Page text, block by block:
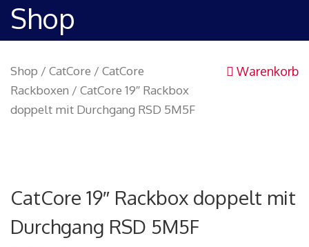
Shop
Warenkorb
Shop / CatCore / CatCore
Rackboxen / CatCore 19″ Rackbox
doppelt mit Durchgang RSD 5M5F
CatCore 19″ Rackbox doppelt mit
Durchgang RSD 5M5F